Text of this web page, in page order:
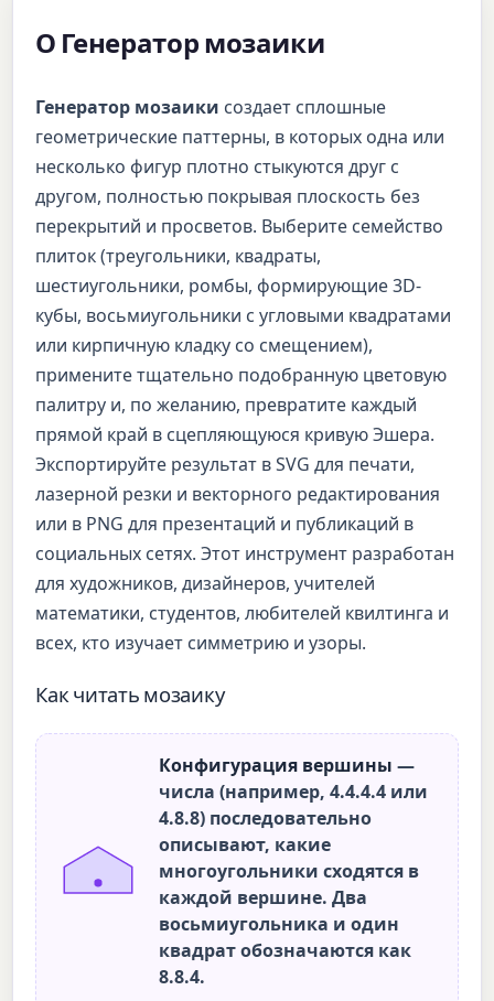
О Генератор мозаики
Генератор мозаики создает сплошные
геометрические паттерны, в которых одна или
несколько фигур плотно стыкуются друг с
другом, полностью покрывая плоскость без
перекрытий и просветов. Выберите семейство
плиток (треугольники, квадраты,
шестиугольники, ромбы, формирующие 3D-
кубы, восьмиугольники с угловыми квадратами
или кирпичную кладку со смещением),
примените тщательно подобранную цветовую
палитру и, по желанию, превратите каждый
прямой край в сцепляющуюся кривую Эшера.
Экспортируйте результат в SVG для печати,
лазерной резки и векторного редактирования
или в PNG для презентаций и публикаций в
социальных сетях. Этот инструмент разработан
для художников, дизайнеров, учителей
математики, студентов, любителей квилтинга и
всех, кто изучает симметрию и узоры.
Как читать мозаику
Конфигурация вершины —
числа (например, 4.4.4.4 или
4.8.8) последовательно
описывают, какие
многоугольники сходятся в
каждой вершине. Два
восьмиугольника и один
квадрат обозначаются как
8.8.4.